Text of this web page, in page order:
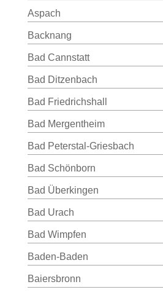
Aspach
Backnang
Bad Cannstatt
Bad Ditzenbach
Bad Friedrichshall
Bad Mergentheim
Bad Peterstal-Griesbach
Bad Schönborn
Bad Überkingen
Bad Urach
Bad Wimpfen
Baden-Baden
Baiersbronn